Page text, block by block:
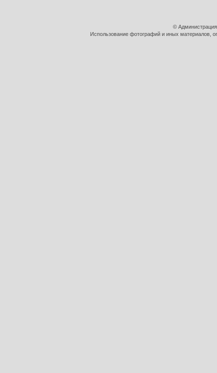
©
Использование фотографий и иных материалов,